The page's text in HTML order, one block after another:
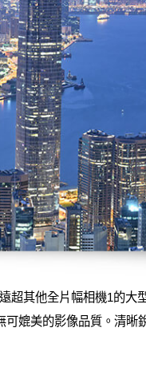
超其他全片幅相機1的大
媲美的影像品質。清晰